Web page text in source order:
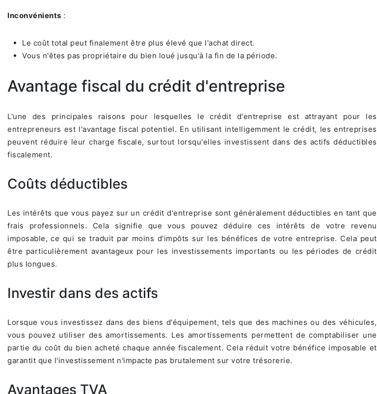
Inconvénients :
Le coût total peut finalement être plus élevé que l'achat direct.
Vous n'êtes pas propriétaire du bien loué jusqu'à la fin de la période.
Avantage fiscal du crédit d'entreprise
L'une des principales raisons pour lesquelles le crédit d'entreprise est attrayant pour les
entrepreneurs est l'avantage fiscal potentiel. En utilisant intelligemment le crédit, les entreprises
peuvent réduire leur charge fiscale, surtout lorsqu'elles investissent dans des actifs déductibles
fiscalement.
Coûts déductibles
Les intérêts que vous payez sur un crédit d'entreprise sont généralement déductibles en tant que
frais professionnels. Cela signifie que vous pouvez déduire ces intérêts de votre revenu
imposable, ce qui se traduit par moins d'impôts sur les bénéfices de votre entreprise. Cela peut
être particulièrement avantageux pour les investissements importants ou les périodes de crédit
plus longues.
Investir dans des actifs
Lorsque vous investissez dans des biens d'équipement, tels que des machines ou des véhicules,
vous pouvez utiliser des amortissements. Les amortissements permettent de comptabiliser une
partie du coût du bien acheté chaque année fiscalement. Cela réduit votre bénéfice imposable et
garantit que l'investissement n'impacte pas brutalement sur votre trésorerie.
Avantages TVA